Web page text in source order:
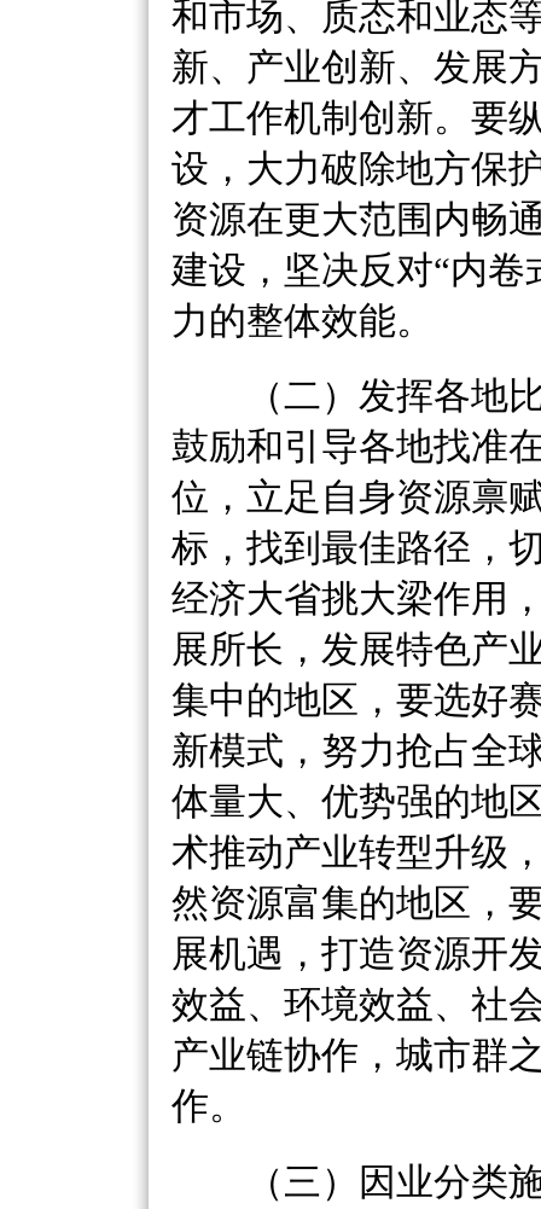
和市场、质态和业态
新、产业创新、发展
才工作机制创新。要
设，大力破除地方保
资源在更大范围内畅
建设，坚决反对“内卷
力的整体效能。
（二）发挥各地比
鼓励和引导各地找准
位，立足自身资源禀
标，找到最佳路径，
经济大省挑大梁作用
展所长，发展特色产
集中的地区，要选好
新模式，努力抢占全
体量大、优势强的地
术推动产业转型升级
然资源富集的地区，
展机遇，打造资源开
效益、环境效益、社
产业链协作，城市群
作。
（三）因业分类施